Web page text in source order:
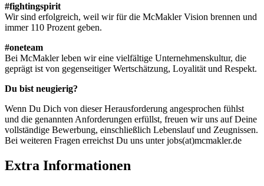
#fightingspirit
Wir sind erfolgreich, weil wir für die McMakler Vision brennen und
immer 110 Prozent geben.
#oneteam
Bei McMakler leben wir eine vielfältige Unternehmenskultur, die
geprägt ist von gegenseitiger Wertschätzung, Loyalität und Respekt.
Du bist neugierig?
Wenn Du Dich von dieser Herausforderung angesprochen fühlst
und die genannten Anforderungen erfüllst, freuen wir uns auf Deine
vollständige Bewerbung, einschließlich Lebenslauf und Zeugnissen.
Bei weiteren Fragen erreichst Du uns unter jobs(at)mcmakler.de
Extra Informationen